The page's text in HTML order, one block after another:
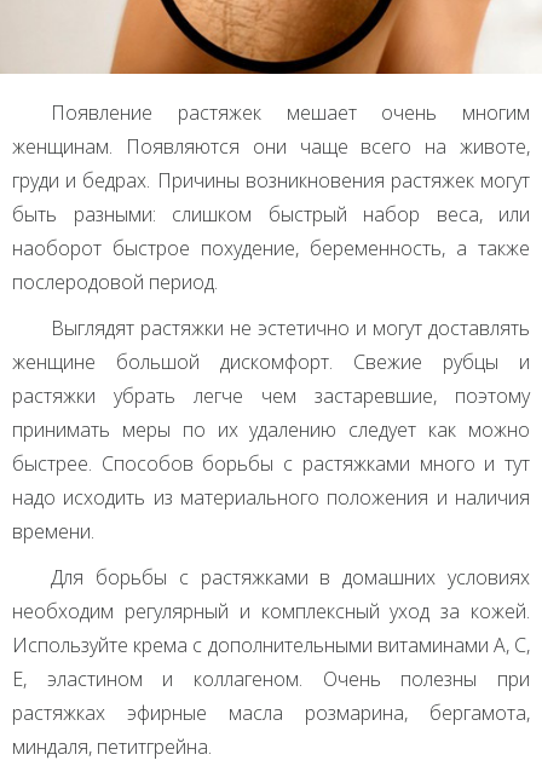
Появление растяжек мешает очень многим
женщинам. Появляются они чаще всего на животе,
груди и бедрах. Причины возникновения растяжек могут
быть разными: слишком быстрый набор веса, или
наоборот быстрое похудение, беременность, а также
послеродовой период.
Выглядят растяжки не эстетично и могут доставлять
женщине большой дискомфорт. Свежие рубцы и
растяжки убрать легче чем застаревшие, поэтому
принимать меры по их удалению следует как можно
быстрее. Способов борьбы с растяжками много и тут
надо исходить из материального положения и наличия
времени.
Для борьбы с растяжками в домашних условиях
необходим регулярный и комплексный уход за кожей.
Используйте крема с дополнительными витаминами А, С,
Е, эластином и коллагеном. Очень полезны при
растяжках эфирные масла розмарина, бергамота,
миндаля, петитгрейна.